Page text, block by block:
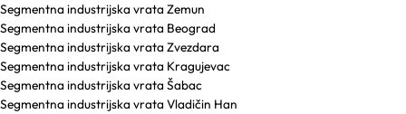
Segmentna industrijska vrata Zemun
Segmentna industrijska vrata Beograd
Segmentna industrijska vrata Zvezdara
Segmentna industrijska vrata Kragujevac
Segmentna industrijska vrata Šabac
Segmentna industrijska vrata Vladičin Han